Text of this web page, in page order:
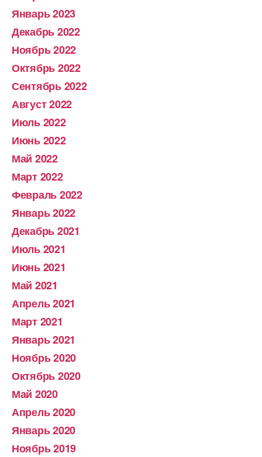
Январь 2023
Декабрь 2022
Ноябрь 2022
Октябрь 2022
Сентябрь 2022
Август 2022
Июль 2022
Июнь 2022
Май 2022
Март 2022
Февраль 2022
Январь 2022
Декабрь 2021
Июль 2021
Июнь 2021
Май 2021
Апрель 2021
Март 2021
Январь 2021
Ноябрь 2020
Октябрь 2020
Май 2020
Апрель 2020
Январь 2020
Ноябрь 2019